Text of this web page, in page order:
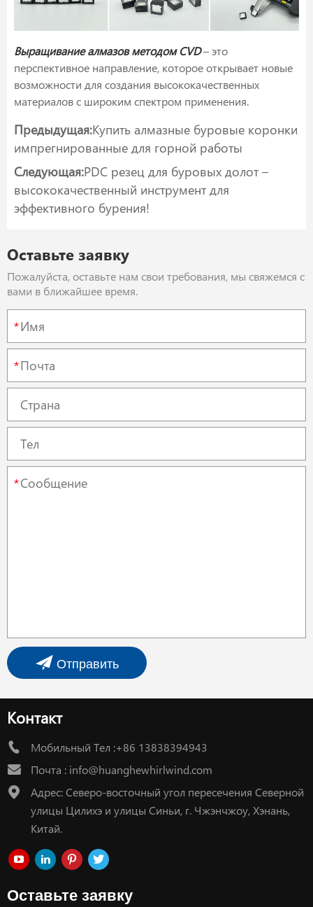
Выращивание алмазов методом CVD– это
перспективное направление, которое открывает новые
возможности для создания высококачественных
материалов с широким спектром применения.
Предыдущая:Купить алмазные буровые коронки
импрегнированные для горной работы
Следующая:РDC peзeц для буpoвых долот –
выcoкокачecтвeнный инcтpумeнт для
эффективногo бурeния!
Оставьте заявку
Пожалуйста, оставьте нам свои требования, мы свяжемся с
вами в ближайшее время.
*
*
*
Отправить
Контакт
Мобильный Тел :+86 13838394943
Почта : info@huanghewhirlwind.com
Адрес: Северо-восточный угол пересечения Северной
улицы Цилихэ и улицы Синьи, г. Чжэнчжоу, Хэнань,
Китай.
Оставьте заявку